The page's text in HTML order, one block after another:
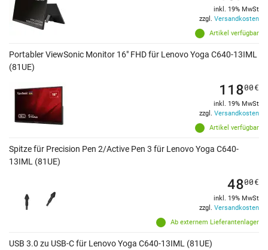
Artikel verfügbar
inkl. 19% MwSt
zzgl. Versandkosten
Portabler ViewSonic Monitor 16" FHD für Lenovo Yoga C640-13IML
(81UE)
Artikel verfügbar
11800€
inkl. 19% MwSt
zzgl. Versandkosten
Spitze für Precision Pen 2/Active Pen 3 für Lenovo Yoga C640-
13IML (81UE)
Ab externem Lieferantenlager
4800€
inkl. 19% MwSt
zzgl. Versandkosten
USB 3.0 zu USB-C für Lenovo Yoga C640-13IML (81UE)